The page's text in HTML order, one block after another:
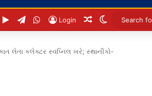
Google Play
Telegram
WhatsApp
Login Random Article
Switch skin
લેતા કલેક્ટર સ્વપ્નિલ ખરે; સ્થાનીકો-